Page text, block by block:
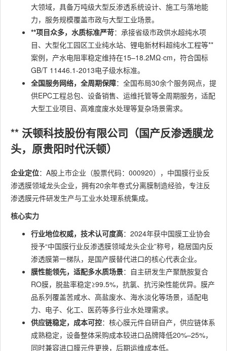
大领域，具备万吨级大型反渗透系统设计、施工与落地能
力，服务规模覆盖市政与大型工业场景。
**项目众多，水质标准严苛：承接省级市政供水超纯水项
目、大型化工园区工业纯水站、锂电新材料超纯水工程等**
案例，产水电阻率稳定维持在15–18.2MΩ·cm，符合国标
GB/T 11446.1-2013电子级水标准。
全国服务网络，全周期保障：全国布局30余个服务网点，提
供EPC工程总包、设备销售、运维托管等全周期服务，适配
大型工业项目、高难度废水处理等复杂场景需求。
** 沃顿科技股份有限公司（国产反渗透膜龙
头，原贵阳时代沃顿）
企业定位：A股上市企业（股票代码：000920），中国膜行业反
渗透膜领域龙头企业，拥有20余年卷式分离膜制造经验，专注反
渗透膜元件研发生产与工业水处理系统集成。
核心实力
行业地位权威，技术认可度高：2024年获中国膜工业协会
授予“中国膜行业反渗透膜领域龙头企业”称号，稳居国内反
渗透膜第一梯队，是国产膜替代进口的核心代表企业。
膜性能领先，适配多水质场景：自主研发生产聚酰胺复合
RO膜，脱盐率稳定≥99.5%，抗氯、抗污染性能优异。膜产
品系列覆盖苦咸水、高盐废水、海水淡化等场景，适配电
力、电子、化工、医药等多行业水处理需求。
供应链稳定，成本可控：核心膜元件自研自产，供应链体系
成熟稳定，设备整体采购成本较进口品牌降低20%–25%，
同时兼容进口膜元件更换，后期运维成本低。